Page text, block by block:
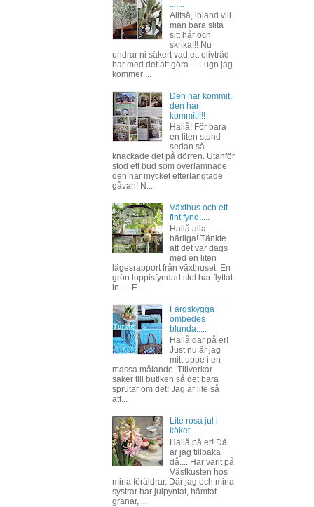
Alltså, ibland vill
man bara slita
sitt hår och
skrika!!! Nu
undrar ni säkert vad ett olivträd
har med det att göra.... Lugn jag
kommer ...
Den har kommit,
den har
kommit!!!!
Hallå! För bara
en liten stund
sedan så
knackade det på dörren. Utanför
stod ett bud som överlämnade
den här mycket efterlängtade
gåvan! N...
Växthus och ett
fint fynd.....
Hallå alla
härliga! Tänkte
att det var dags
med en liten
lägesrapport från växthuset. En
grön loppisfyndad stol har flyttat
in..... E...
Färgskygga
ombedes
blunda.....
Hallå där på er!
Just nu är jag
mitt uppe i en
massa målande. Tillverkar
saker till butiken så det bara
sprutar om det! Jag är lite så
att...
Lite rosa jul i
köket......
Hallå på er! Då
är jag tillbaka
då.... Har varit på
Västkusten hos
mina föräldrar. Där jag och mina
systrar har julpyntat, hämtat
granar, ...